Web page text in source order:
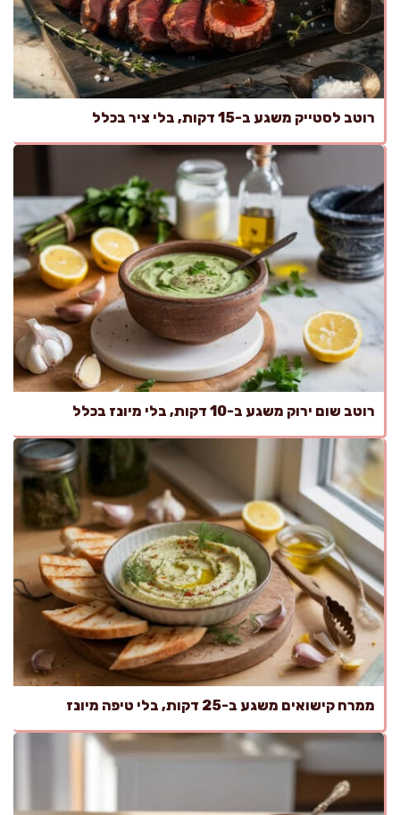
רוטב לסטייק משגע ב-15 דקות, בלי ציר בכלל
רוטב שום ירוק משגע ב-10 דקות, בלי מיונז בכלל
ממרח קישואים משגע ב-25 דקות, בלי טיפה מיונז